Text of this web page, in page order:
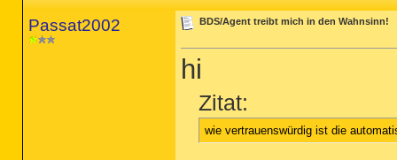
Passat2002 BDS/Agent treibt mich in den Wahnsinn!
hi
Zitat:
wie vertrauenswürdig ist die